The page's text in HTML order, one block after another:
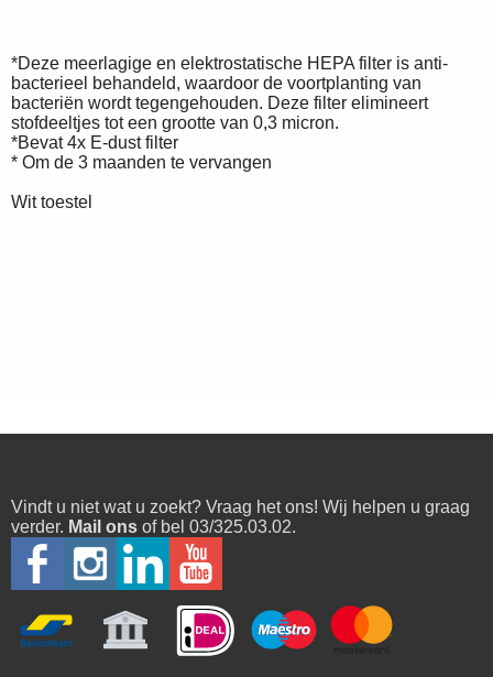
*Deze meerlagige en elektrostatische HEPA filter is anti-
bacterieel behandeld, waardoor de voortplanting van
bacteriën wordt tegengehouden. Deze filter elimineert
stofdeeltjes tot een grootte van 0,3 micron.
*Bevat 4x E-dust filter
* Om de 3 maanden te vervangen
Wit toestel
Vindt u niet wat u zoekt? Vraag het ons! Wij helpen u graag
verder. Mail ons of bel 03/325.03.02.